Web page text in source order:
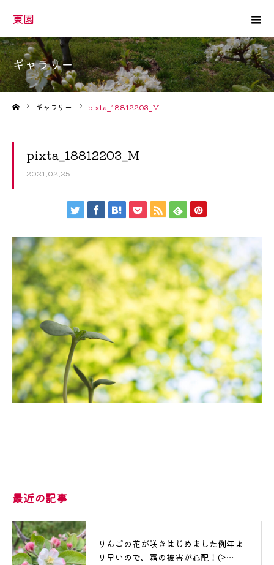
東園
ギャラリー
ギャラリー pixta_18812203_M
pixta_18812203_M
2021.02.25
最近の記事
りんごの花が咲きはじめました例年よ
り早いので、霜の被害が心配！(>…